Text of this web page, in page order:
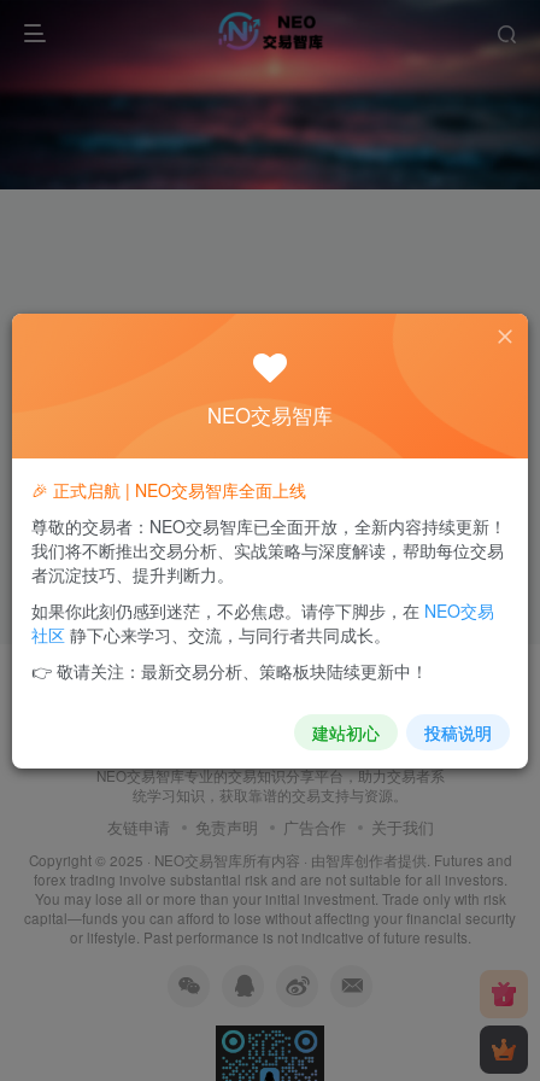
NEO交易智库
NEO交易智库专业的交易知识分享平台，助力交易者系
统学习知识，获取靠谱的交易支持与资源。
友链申请 免责声明 广告合作 关于我们
Copyright © 2025 · NEO交易智库所有内容 · 由智库创作者提供. Futures and
forex trading involve substantial risk and are not suitable for all investors.
You may lose all or more than your initial investment. Trade only with risk
capital—funds you can afford to lose without affecting your financial security
or lifestyle. Past performance is not indicative of future results.
NEO交易智库
🎉 正式启航 | NEO交易智库全面上线
尊敬的交易者：NEO交易智库已全面开放，全新内容持续更新！
我们将不断推出交易分析、实战策略与深度解读，帮助每位交易
者沉淀技巧、提升判断力。
如果你此刻仍感到迷茫，不必焦虑。请停下脚步，在 NEO交易
社区 静下心来学习、交流，与同行者共同成长。
👉 敬请关注：最新交易分析、策略板块陆续更新中！
建站初心 投稿说明